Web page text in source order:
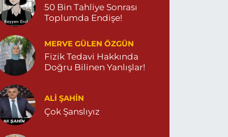
50 Bin Tahliye Sonrası
Toplumda Endişe!
MERVE GÜLEN ÖZGÜN
Fizik Tedavi Hakkında
Doğru Bilinen Yanlışlar!
ALI ŞAHİN
Çok Şanslıyız